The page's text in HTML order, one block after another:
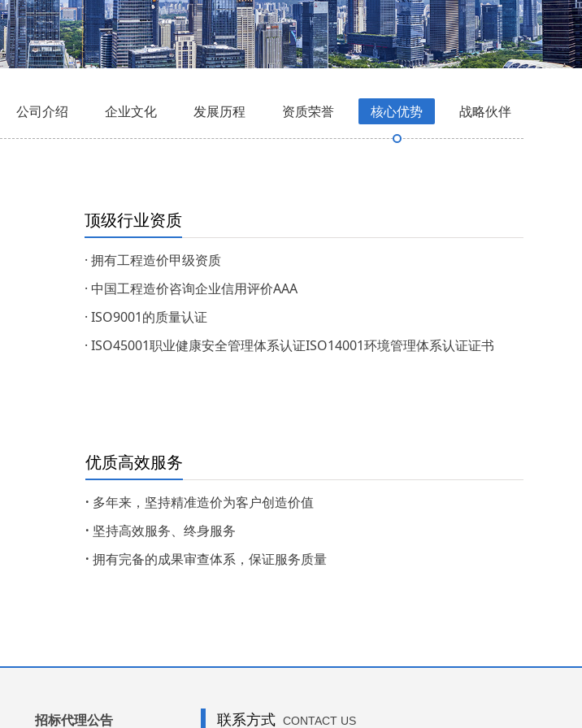
公司介绍 企业文化 发展历程 资质荣誉 核心优势 战略伙伴
顶级行业资质
· 拥有工程造价甲级资质
· 中国工程造价咨询企业信用评价AAA
· ISO9001的质量认证
· ISO45001职业健康安全管理体系认证ISO14001环境管理体系认证证书
优质高效服务
· 多年来，坚持精准造价为客户创造价值
· 坚持高效服务、终身服务
· 拥有完备的成果审查体系，保证服务质量
招标代理公告 联系方式 CONTACT US